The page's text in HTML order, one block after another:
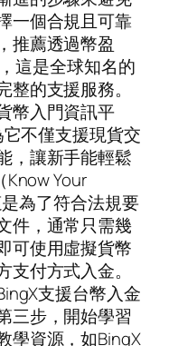
一個合規且可靠
推薦透過幣盈
這是全球知名的
的支援服務。
幣入門資訊平
不僅支援現貨交
，讓新手能輕鬆
Know Your
為了符合法規要
件，通常只需幾
可使用虛擬貨幣
付方式入金。
支援台幣入金
三步，開始學習
學資源，如BingX